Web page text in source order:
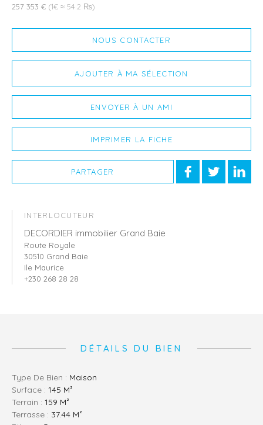
257 353 € (1€ ≈ 54.2 ₨)
NOUS CONTACTER
AJOUTER À MA SÉLECTION
ENVOYER À UN AMI
IMPRIMER LA FICHE
PARTAGER
INTERLOCUTEUR
DECORDIER immobilier Grand Baie
Route Royale
30510 Grand Baie
Ile Maurice
+230 268 28 28
DÉTAILS DU BIEN
Type De Bien : Maison
Surface : 145 M²
Terrain : 159 M²
Terrasse : 37.44 M²